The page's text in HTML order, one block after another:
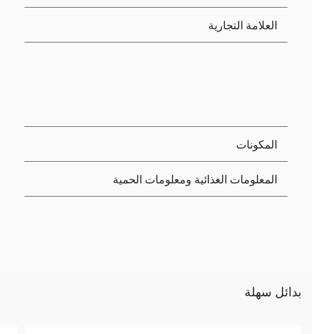
العلامة التجارية
المكونات
المعلومات الغذائية ومعلومات الحمية
بدائل سهلة